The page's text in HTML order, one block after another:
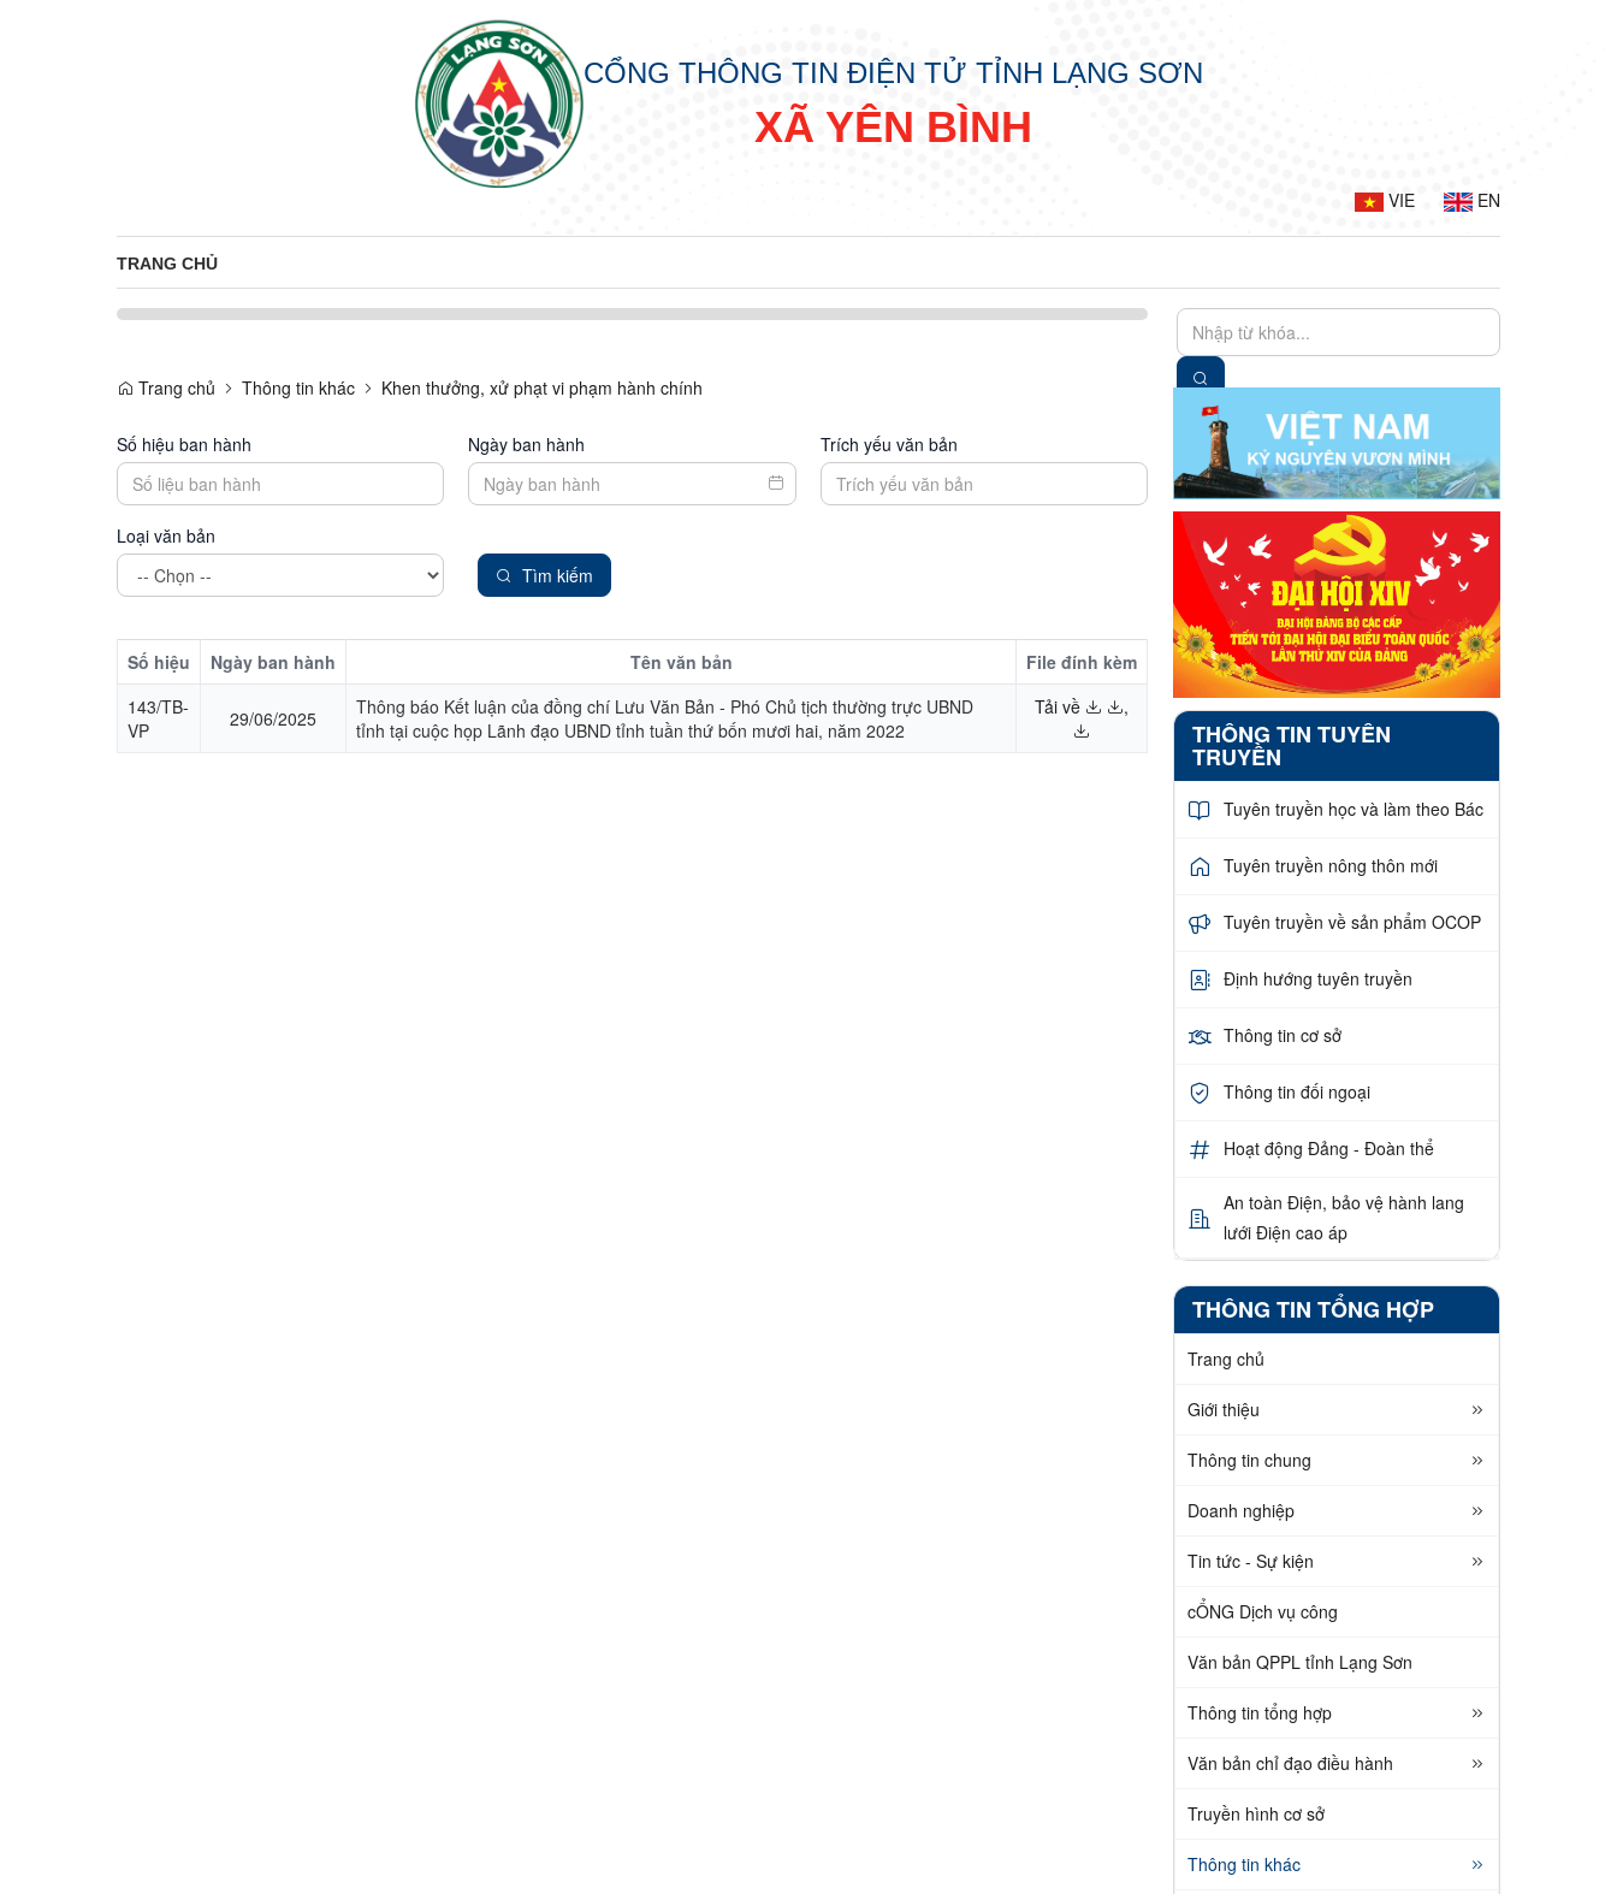
CỔNG THÔNG TIN ĐIỆN TỬ TỈNH LẠNG SƠN
XÃ YÊN BÌNH
VIE EN
TRANG CHỦ
Trang chủ Thông tin khác Khen thưởng, xử phạt vi phạm hành chính
Số hiệu ban hành Ngày ban hành Trích yếu văn bản
Loại văn bản
Tìm kiếm
Số hiệu Ngày ban hành Tên văn bản
File đính kèm
143/TB-
VP
29/06/2025
Thông báo Kết luận của đồng chí Lưu Văn Bản - Phó Chủ tịch thường trực UBND
tỉnh tại cuộc họp Lãnh đạo UBND tỉnh tuần thứ bốn mươi hai, năm 2022
Tải về ,
THÔNG TIN TUYÊN
TRUYỀN
Tuyên truyền học và làm theo Bác
Tuyên truyền nông thôn mới
Tuyên truyền về sản phẩm OCOP
Định hướng tuyên truyền
Thông tin cơ sở
Thông tin đối ngoại
Hoạt động Đảng - Đoàn thể
An toàn Điện, bảo vệ hành lang
lưới Điện cao áp
THÔNG TIN TỔNG HỢP
Trang chủ
Giới thiệu
Thông tin chung
Doanh nghiệp
Tin tức - Sự kiện
cỔNG Dịch vụ công
Văn bản QPPL tỉnh Lạng Sơn
Thông tin tổng hợp
Văn bản chỉ đạo điều hành
Truyền hình cơ sở
Thông tin khác